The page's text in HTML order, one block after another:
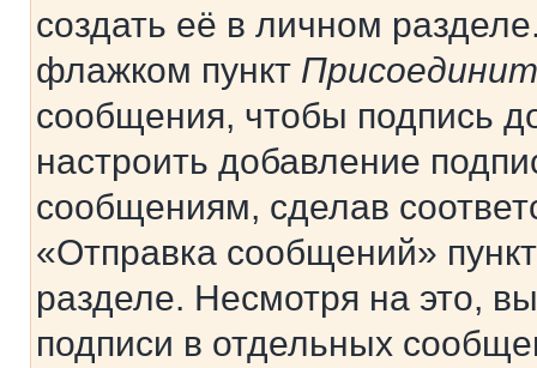
создать её в личном
флажком пункт
сообщения, чтобы подпись
настроить добавление
сообщениям, сделав
«Отправка сообщений»
разделе. Несмотря на это,
подписи в отдельных